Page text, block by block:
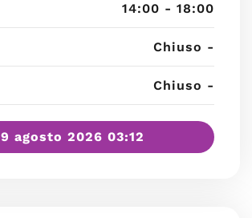
14:00 - 18:00
Chiuso -
Chiuso -
9 agosto 2026 03:12